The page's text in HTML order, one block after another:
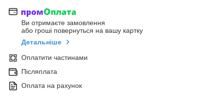
Ви отримаєте замовлення
або гроші повернуться на вашу картку
Детальніше
Оплатити частинами
Післяплата
Оплата на рахунок